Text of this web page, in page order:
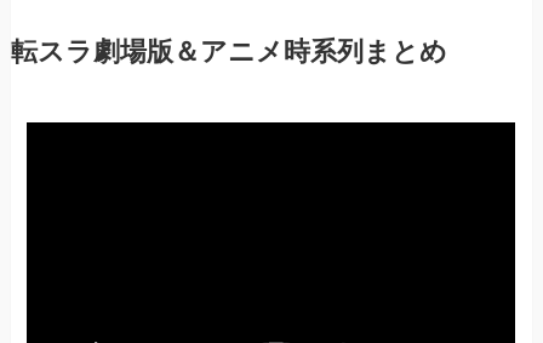
転スラ劇場版＆アニメ時系列まとめ